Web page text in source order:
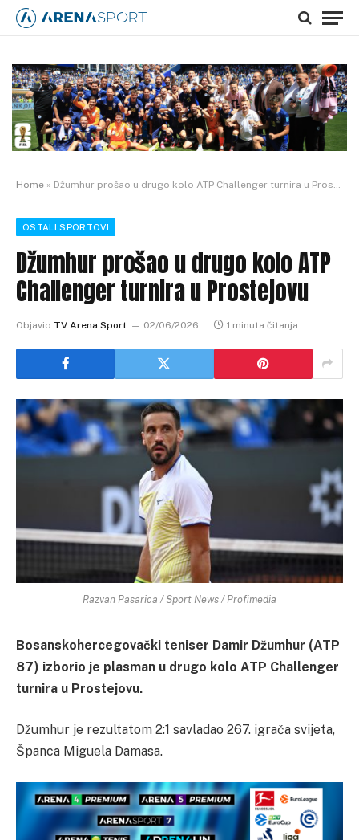
Home » Džumhur prošao u drugo kolo ATP Challenger turnira u Prostejovu
OSTALI SPORTOVI
Džumhur prošao u drugo kolo ATP
Challenger turnira u Prostejovu
Objavio TV Arena Sport 02/06/2026 1 minuta čitanja
Razvan Pasarica / Sport News / Profimedia
Bosanskohercegovački teniser Damir Džumhur (ATP
87) izborio je plasman u drugo kolo ATP Challenger
turnira u Prostejovu.
Džumhur je rezultatom 2:1 savladao 267. igrača svijeta,
Španca Miguela Damasa.